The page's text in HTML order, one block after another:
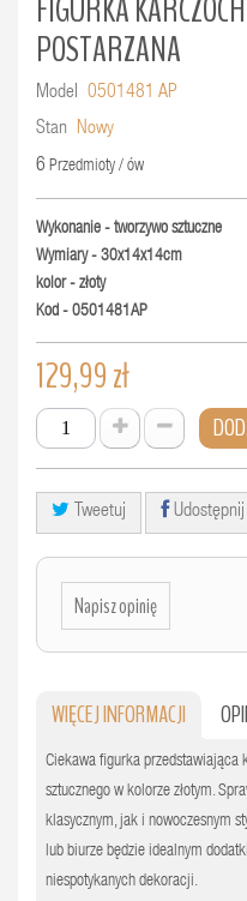
FIGURKA
POSTARZANA
Model 0501481 AP
Stan Nowy
6 Przedmioty / ów
Wykonanie - tworzywo sztuczne
Wymiary - 30x14x14cm
kolor - złoty
Kod - 0501481AP
129,99 zł
Tweetuj Udostępnij
Napisz opinię
WIĘCEJ INFORMACJI
Ciekawa figurka przedstawiająca
sztucznego w kolorze złotym.
klasycznym, jak i nowoczesnym
lub biurze będzie idealnym
niespotykanych dekoracji.